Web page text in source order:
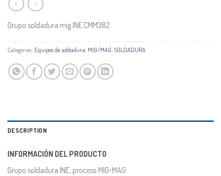
Grupo soldadura mig INE CMM382.
Categories: Equipos de soldadura, MIG/MAG, SOLDADURA
DESCRIPTION
INFORMACIÓN DEL PRODUCTO
Grupo soldadura INE, proceso MIG-MAG.